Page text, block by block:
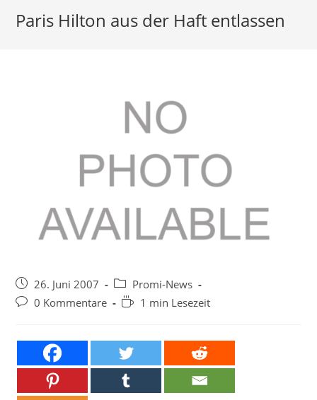
Paris Hilton aus der Haft entlassen
Beitrag
veröffentlicht:
26. Juni 2007
Beitrags-
Kategorie:
Promi-News
Beitrags-
0 Kommentare Lesedauer:
1 min Lesezeit